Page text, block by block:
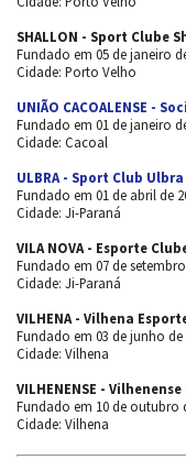
SHALLON - Sport Clube
Fundado em 05 de janeiro
Cidade: Porto Velho
UNIÃO CACOALENSE -
Fundado em 01 de janeiro
Cidade: Cacoal
ULBRA - Sport Club
Fundado em 01 de abril de
Cidade: Ji-Paraná
VILA NOVA - Esporte
Fundado em 07 de
Cidade: Ji-Paraná
VILHENA - Vilhena
Fundado em 03 de junho de
Cidade: Vilhena
VILHENENSE -
Fundado em 10 de outubro
Cidade: Vilhena